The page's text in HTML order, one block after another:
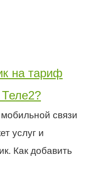
на тариф
связи
услуг и
Как добавить